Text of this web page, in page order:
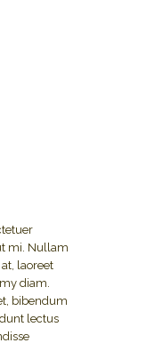
mi. Nullam
laoreet
diam.
bibendum
lectus